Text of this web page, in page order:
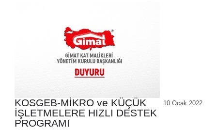
10 Ocak 2022
KOSGEB-MİKRO ve KÜÇÜK
İŞLETMELERE HIZLI DESTEK
PROGRAMI